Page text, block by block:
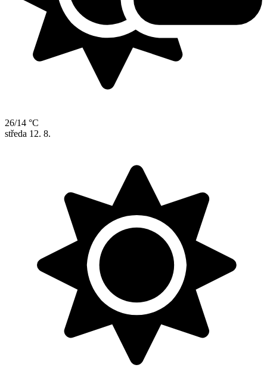
26/14 °C
středa 12. 8.